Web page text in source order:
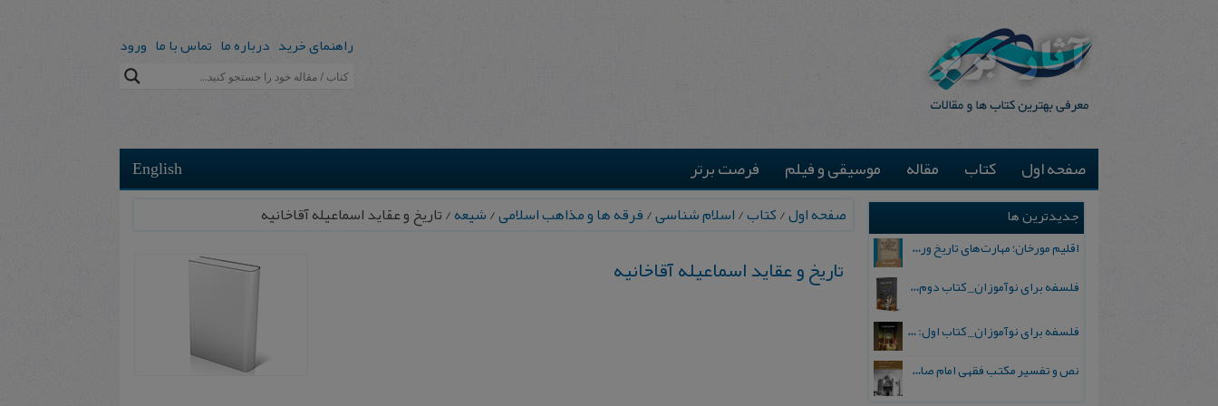
راهنمای خرید درباره ما تماس با ما ورود
English صفحه اول کتاب مقاله موسیقی و فیلم فرصت برتر
صفحه اول/کتاب/اسلام شناسی/فرقه ها و مذاهب اسلامی/شیعه/ ت‍اری‍خ‌ و ع‍ق‍ای‍د اس‍م‍اع‍ی‍ل‍ه‌ آق‍اخ‍ان‍ی‍ه‌
ت‍اری‍خ‌ و ع‍ق‍ای‍د اس‍م‍اع‍ی‍ل‍ه‌ آق‍اخ‍ان‍ی‍ه‌
جدیدترین ها
اقلیم مورخان؛ مهارت‌های تاریخ ورزی علمی
فلسفه برای نوآموزان_ کتاب دوم: پرسش درباره واقعیت و معرفت
فلسفه برای نوآموزان_ کتاب اول: تردید در باورهای رایج
نص و تفسیر مکتب فقهی امام صادق علیه السلام